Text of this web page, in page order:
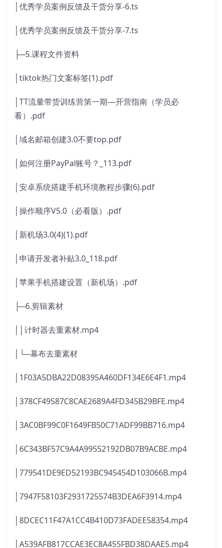
│优秀学员案例反馈及干货分享-6.ts
│优秀学员案例反馈及干货分享-7.ts
├─5.课程文件资料
│tiktok热门文案标签(1).pdf
│TT流量带货训练营第一期—开营指南（学员必
看）.pdf
│域名邮箱创建3.0不要top.pdf
│如何注册PayPal账号？_113.pdf
│安卓系统搭建手机环境教程步骤(6).pdf
│操作顺序V5.0（必看版）.pdf
│新机场3.0(4)(1).pdf
│申请开发者补贴3.0_118.pdf
│苹果手机搭建设置（新机场）.pdf
├─6.剪辑素材
││计时器去重素材.mp4
│└─幕布去重素材
│1F03A5DBA22D08395A460DF134E6E4F1.mp4
│378CF49587C8CAE2689A4FD345B29BFE.mp4
│3AC0BF99C0F1649FB50C71ADF99BB716.mp4
│6C343BF57C9A4A99552192DB07B9ACBE.mp4
│779541DE9ED52193BC945454D103066B.mp4
│7947F58103F2931725574B3DEA6F3914.mp4
│8DCEC11F47A1CC4B410D73FADEE58354.mp4
│A539AFB817CCAE3EC8A455FBD38DAAE5.mp4